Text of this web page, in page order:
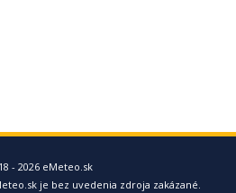
- 2026 eMeteo.sk
je bez uvedenia zdroja zakázané.